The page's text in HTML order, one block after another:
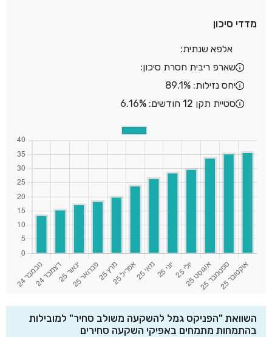
מדדי סיכון
אלפא שנתית:
שארפ ריבית חסרת סיכון:
יחס נזילות: 89.1%
סטיית תקן 12 חודשים: 6.16%
השוואת "הפניקס גמל להשקעה משולב סחיר" למובילות
בהתמחות מתמחים באפיקי השקעה סחירים